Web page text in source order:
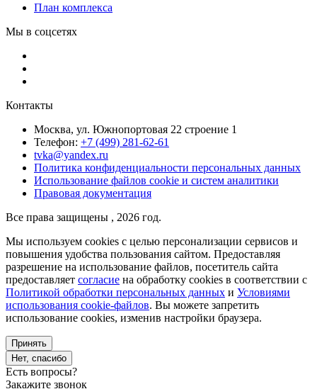
План комплекса
Мы в соцсетях
Контакты
Москва, ул. Южнопортовая 22 строение 1
Телефон: +7 (499) 281-62-61
tvka@yandex.ru
Политика конфиденциальности персональных данных
Использование файлов cookie и систем аналитики
Правовая документация
Все права защищены , 2026 год.
Мы используем cookies с целью персонализации сервисов и
повышения удобства пользования сайтом. Предоставляя
разрешение на использование файлов, посетитель сайта
предоставляет согласие на обработку cookies в соответствии с
Политикой обработки персональных данных и Условиями
использования cookie-файлов. Вы можете запретить
использование cookies, изменив настройки браузера.
Принять
Нет, спасибо
Есть вопросы?
Закажите звонок